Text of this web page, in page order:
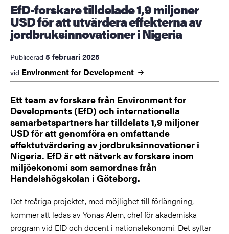
EfD-forskare tilldelade 1,9 miljoner
USD för att utvärdera effekterna av
jordbruksinnovationer i Nigeria
Publicerad 5 februari 2025
vid Environment for Development
Ett team av forskare från Environment for
Developments (EfD) och internationella
samarbetspartners har tilldelats 1,9 miljoner
USD för att genomföra en omfattande
effektutvärdering av jordbruksinnovationer i
Nigeria. EfD är ett nätverk av forskare inom
miljöekonomi som samordnas från
Handelshögskolan i Göteborg.
Det treåriga projektet, med möjlighet till förlängning,
kommer att ledas av Yonas Alem, chef för akademiska
program vid EfD och docent i nationalekonomi. Det syftar